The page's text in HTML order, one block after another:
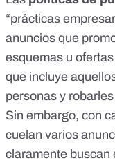
“prácticas
anuncios que
esquemas u
que incluye
personas y
Sin embargo, con
cuelan varios
claramente buscan